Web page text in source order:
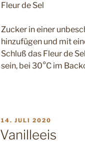
Fleur de Sel
Zucker in einer
hinzufügen und mit
Schluß das Fleur de
sein, bei 30°C im
VERÖFFENTLICHT
AM
14. JULI 2020
Vanilleeis